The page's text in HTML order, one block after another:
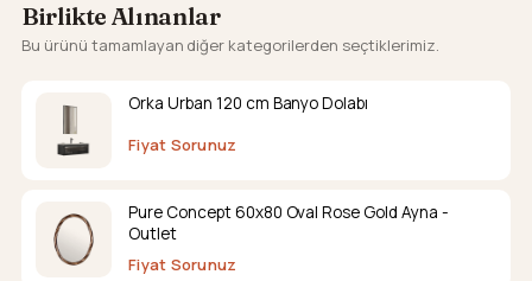
Birlikte Alınanlar
Bu ürünü tamamlayan diğer kategorilerden seçtiklerimiz.
Orka Urban 120 cm Banyo Dolabı
Fiyat Sorunuz
Pure Concept 60x80 Oval Rose Gold Ayna -
Outlet
Fiyat Sorunuz